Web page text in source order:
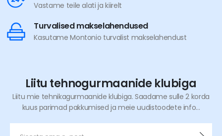
Vastame teile alati ja kiirelt
Turvalised makselahendused
Kasutame Montonio turvalist makselahendust
Liitu tehnogurmaanide klubiga
Liitu mie tehnikagurmaanide klubiga. Saadame sulle 2 korda
kuus parimad pakkumised ja meie uudistoodete info...